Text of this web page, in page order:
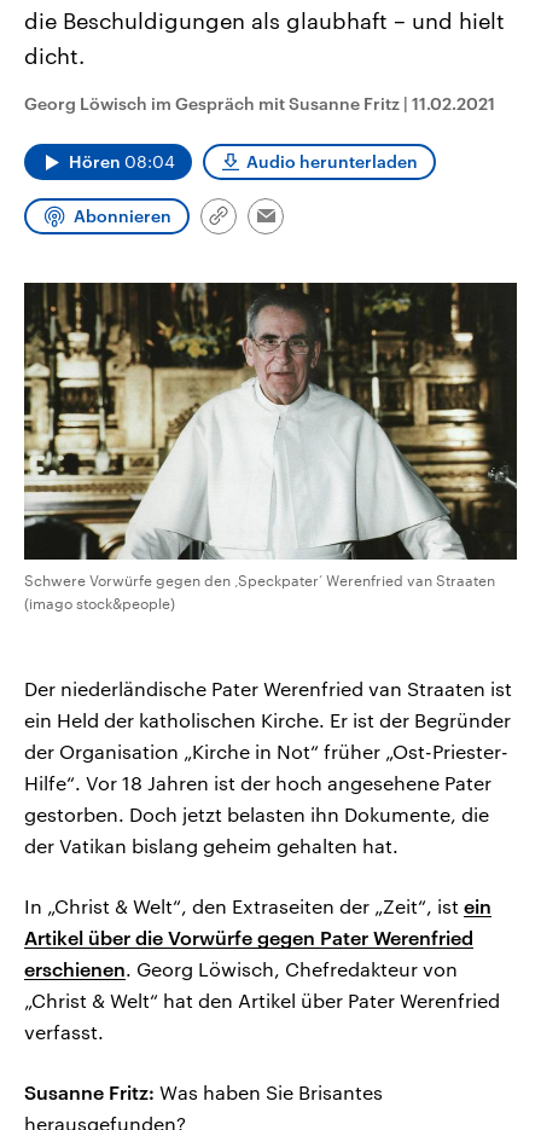
Libanon vom Iran
Sendungen
die Beschuldigungen als glaubhaft – und hielt
dicht.
Georg Löwisch im Gespräch mit Susanne Fritz | 11.02.2021
Hören 08:04 Audio herunterladen
Abonnieren
Link
Email
Schwere Vorwürfe gegen den ‚Speckpater‘ Werenfried van Straaten
(imago stock&people)
Der niederländische Pater Werenfried van Straaten ist
ein Held der katholischen Kirche. Er ist der Begründer
der Organisation „Kirche in Not“ früher „Ost-Priester-
Hilfe“. Vor 18 Jahren ist der hoch angesehene Pater
gestorben. Doch jetzt belasten ihn Dokumente, die
der Vatikan bislang geheim gehalten hat.
In „Christ & Welt“, den Extraseiten der „Zeit“, ist ein
Artikel über die Vorwürfe gegen Pater Werenfried
erschienen. Georg Löwisch, Chefredakteur von
„Christ & Welt“ hat den Artikel über Pater Werenfried
verfasst.
Susanne Fritz: Was haben Sie Brisantes
herausgefunden?